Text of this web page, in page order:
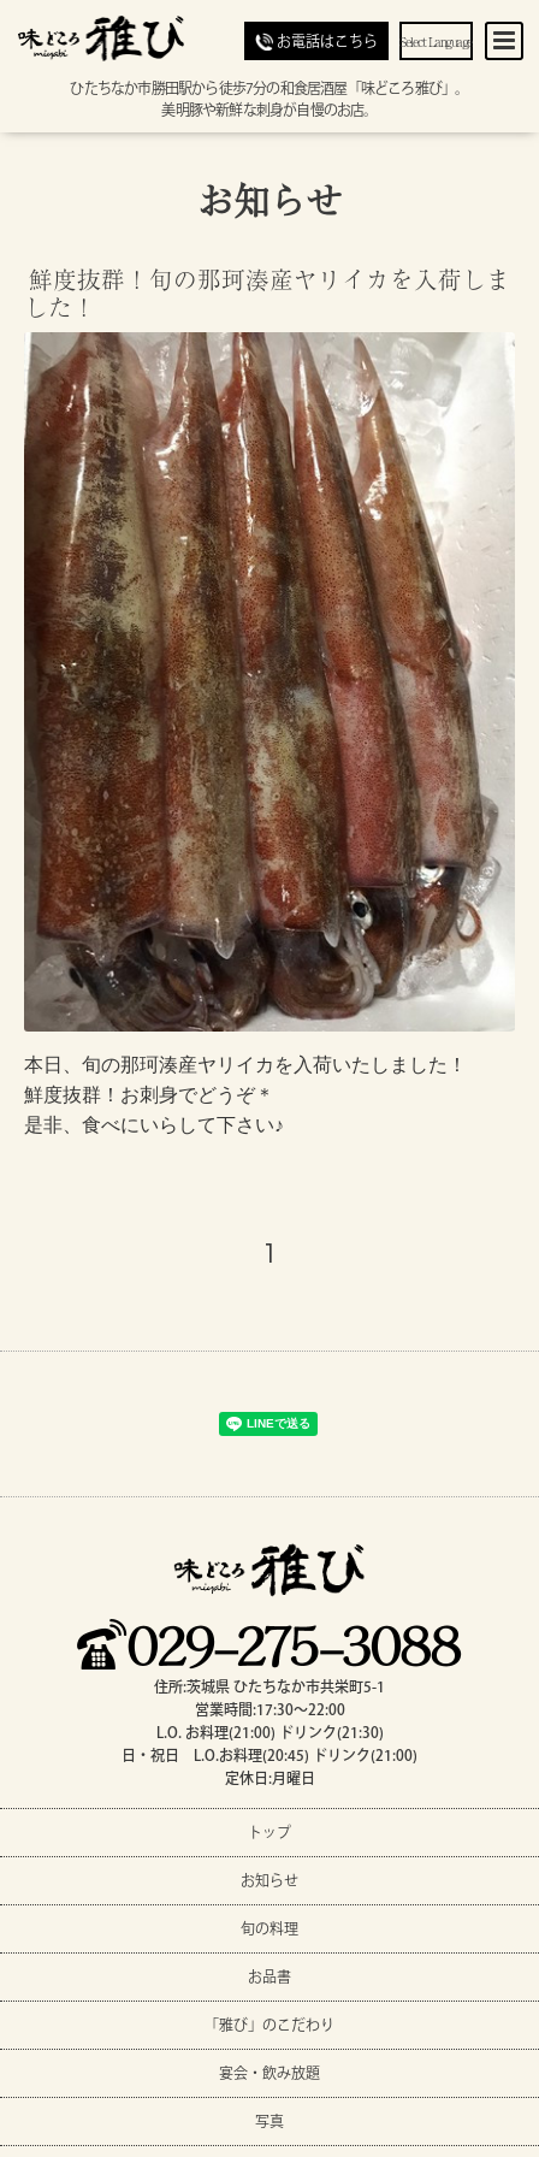
お電話はこちら Select Language
ひたちなか市勝田駅から徒歩7分の和食居酒屋「味どころ雅び」。
美明豚や新鮮な刺身が自慢のお店。
お知らせ
鮮度抜群！旬の那珂湊産ヤリイカを入荷しま
した！
本日、旬の那珂湊産ヤリイカを入荷いたしました！
鮮度抜群！お刺身でどうぞ＊
是非、食べにいらして下さい♪
1
住所:茨城県 ひたちなか市共栄町5-1
営業時間:17:30～22:00
L.O. お料理(21:00) ドリンク(21:30)
日・祝日 L.O.お料理(20:45) ドリンク(21:00)
定休日:月曜日
トップ
お知らせ
旬の料理
お品書
「雅び」のこだわり
宴会・飲み放題
写真